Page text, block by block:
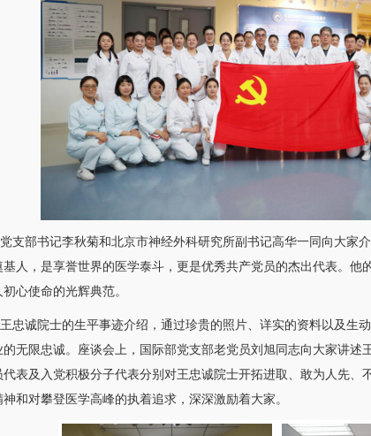
支部书记李秋菊和北京市神经外科研究所副书记高华一同向大家
人，是享誉世界的医学泰斗，更是优秀共产党员的杰出代表。
心使命的光辉典范。
诚院士的生平事迹介绍，通过珍贵的照片、详实的资料以及生
无限忠诚。座谈会上，国际部党支部老党员刘旭同志向大家讲述
代表及入党积极分子代表分别对王忠诚院士开拓进取、敢为人先
和对攀登医学高峰的执着追求，深深激励着大家。